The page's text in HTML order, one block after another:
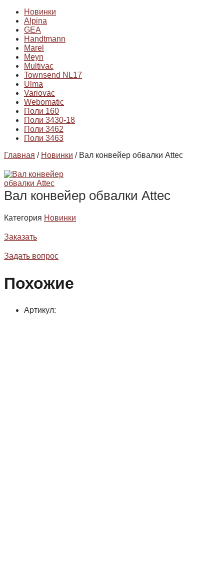
Новинки
Alpina
GEA
Handtmann
Marel
Meyn
Multivac
Townsend NL17
Ulma
Variovac
Webomatic
Поли 160
Поли 3430-18
Поли 3462
Поли 3463
Главная / Новинки / Вал конвейер обвалки Attec
Вал конвейер обвалки Attec
Категория Новинки
Заказать
Задать вопрос
Похожие
Артикул: